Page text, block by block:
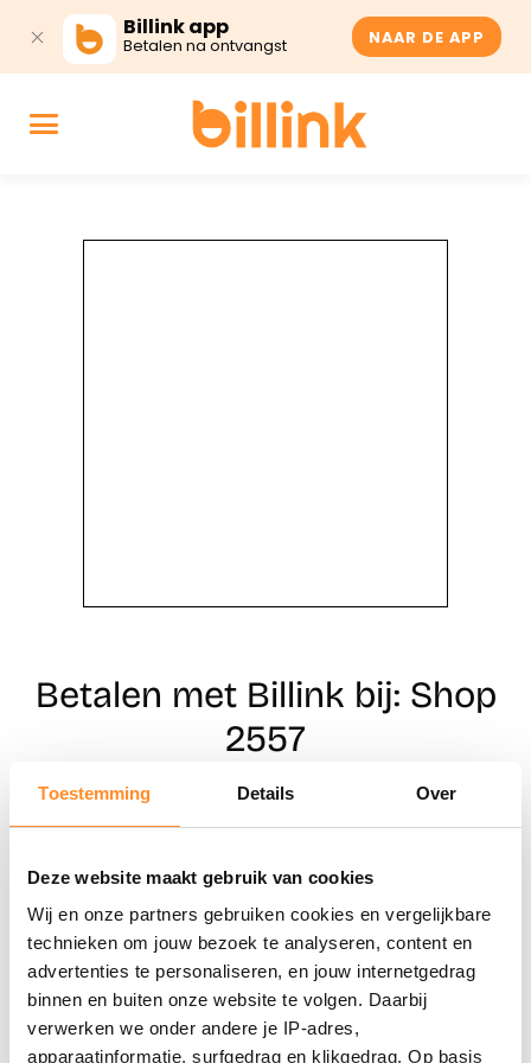
Toestemming Details Over
Deze website maakt gebruik van cookies
Wij en onze partners gebruiken cookies en vergelijkbare
technieken om jouw bezoek te analyseren, content en
advertenties te personaliseren, en jouw internetgedrag
binnen en buiten onze website te volgen. Daarbij
verwerken we onder andere je IP-adres,
apparaatinformatie, surfgedrag en klikgedrag. Op basis
Billink app
Betalen na ontvangst NAAR DE APP
Betalen met Billink bij: Shop
2557
Naar winkels